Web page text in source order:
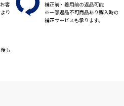
客
り
補正前・着用前の返品可能
※一部返品不可商品あり購入時の
補正サービスも承ります。
も